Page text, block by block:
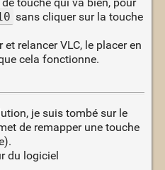
sans cliquer sur la touche
relancer VLC, le placer en
cela fonctionne.
je suis tombé sur le
de remapper une touche
du logiciel